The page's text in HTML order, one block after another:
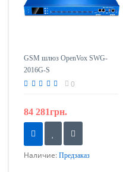
GSM шлюз OpenVox SWG-
2016G-S
0
84 281грн.
Наличие: Предзаказ